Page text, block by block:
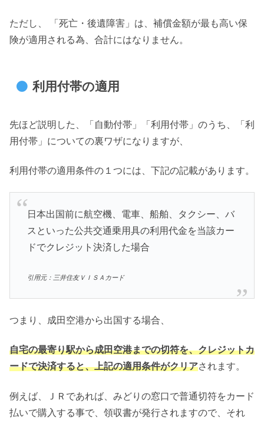
ただし、 「死亡・後遺障害」は、補償金額が最も高い保
険が適用される為、合計にはなりません。
利用付帯の適用
先ほど説明した、「自動付帯」「利用付帯」のうち、「利
用付帯」についての裏ワザになりますが、
利用付帯の適用条件の１つには、下記の記載があります。
日本出国前に航空機、電車、船舶、タクシー、バ
スといった公共交通乗用具の利用代金を当該カー
ドでクレジット決済した場合
引用元：三井住友ＶＩＳＡカード
つまり、成田空港から出国する場合、
自宅の最寄り駅から成田空港までの切符を、クレジットカ
ードで決済すると、上記の適用条件がクリアされます。
例えば、ＪＲであれば、みどりの窓口で普通切符をカード
払いで購入する事で、領収書が発行されますので、それ